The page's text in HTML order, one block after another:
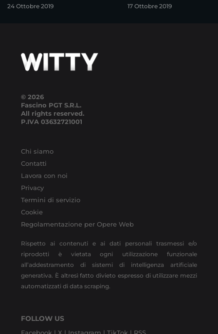
24 Ottobre 2019 17 Ottobre 2019
© 2026
Fascino PGT S.R.L.
All rights reserved.
P.IVA 03632721001
Chi siamo
Contatti
Lavora con noi
Privacy
Termini di servizio
Cookie
Regolamentazione per Opere Web
Rispetto ai contenuti e ai dati personali trasmessi e/o
riprodotti è vietata ogni utilizzazione funzionale
all’addestramento di sistemi di intelligenza artificiale
generativa. È altresì fatto divieto espresso di utilizzare mezzi
automatizzati di data scraping.
FOLLOW US
Facebook | X | Instagram | TikTok | RSS